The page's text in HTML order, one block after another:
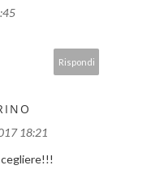
Rispondi
18:21